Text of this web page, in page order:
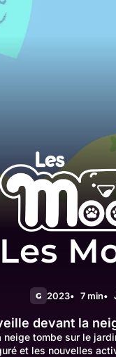
Les
G 2023 7 min
devant la
tombe sur le
et les nouvelles